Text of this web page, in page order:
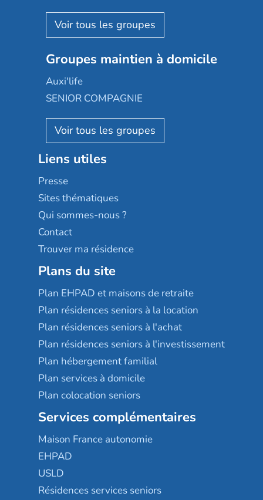
Aquarelia
Nexity edenea
Les jardins d'Arcadie
Occitalia
Appartseniors
Reseda
Stella management
Les villages d'or
Sérénys
Résidences services Villa Médicis
Korian
Emera
Groupe SOS
Le Noble Âge
Almage
Résidalya
Groupe aplus
Groupes maintien à domicile
Auxi'life
SENIOR COMPAGNIE
AGE D'OR Services
Liens utiles
Presse
Sites thématiques
Qui sommes-nous ?
Contact
Trouver ma résidence
Plans du site
Plan EHPAD et maisons de retraite
Plan résidences seniors à la location
Plan résidences seniors à l'achat
Plan résidences seniors à l'investissement
Plan hébergement familial
Plan services à domicile
Plan colocation seniors
Services complémentaires
Maison France autonomie
EHPAD
USLD
Résidences services seniors